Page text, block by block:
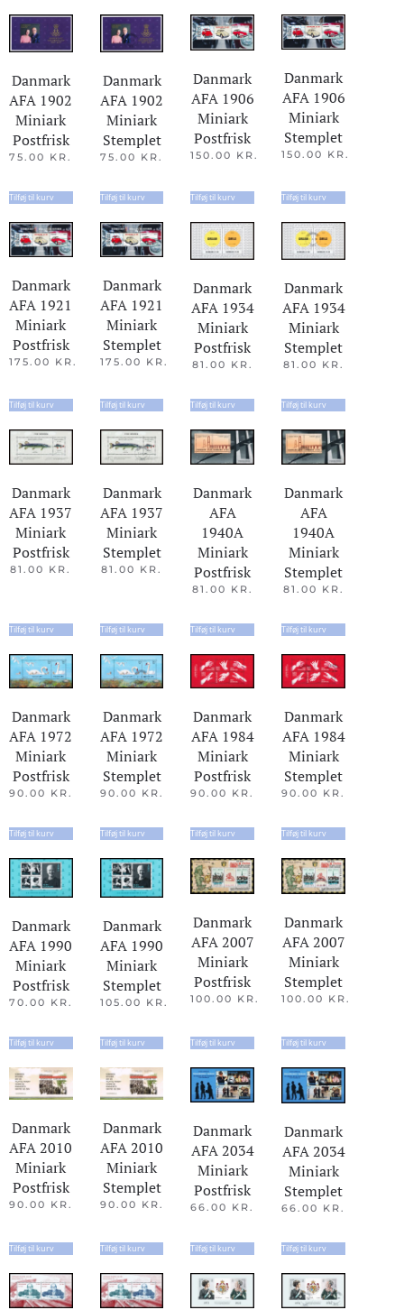
Danmark
AFA 1902
Miniark
Postfrisk
75.00 KR.
Tilføj til kurv
Danmark
AFA 1902
Miniark
Stemplet
75.00 KR.
Tilføj til kurv
Danmark
AFA 1906
Miniark
Postfrisk
150.00 KR.
Tilføj til kurv
Danmark
AFA 1906
Miniark
Stemplet
150.00 KR.
Tilføj til kurv
Danmark
AFA 1921
Miniark
Postfrisk
175.00 KR.
Tilføj til kurv
Danmark
AFA 1921
Miniark
Stemplet
175.00 KR.
Tilføj til kurv
Danmark
AFA 1934
Miniark
Postfrisk
81.00 KR.
Tilføj til kurv
Danmark
AFA 1934
Miniark
Stemplet
81.00 KR.
Tilføj til kurv
Danmark
AFA 1937
Miniark
Postfrisk
81.00 KR.
Tilføj til kurv
Danmark
AFA 1937
Miniark
Stemplet
81.00 KR.
Tilføj til kurv
Danmark
AFA
1940A
Miniark
Postfrisk
81.00 KR.
Tilføj til kurv
Danmark
AFA
1940A
Miniark
Stemplet
81.00 KR.
Tilføj til kurv
Danmark
AFA 1972
Miniark
Postfrisk
90.00 KR.
Tilføj til kurv
Danmark
AFA 1972
Miniark
Stemplet
90.00 KR.
Tilføj til kurv
Danmark
AFA 1984
Miniark
Postfrisk
90.00 KR.
Tilføj til kurv
Danmark
AFA 1984
Miniark
Stemplet
90.00 KR.
Tilføj til kurv
Danmark
AFA 1990
Miniark
Postfrisk
70.00 KR.
Tilføj til kurv
Danmark
AFA 1990
Miniark
Stemplet
105.00 KR.
Tilføj til kurv
Danmark
AFA 2007
Miniark
Postfrisk
100.00 KR.
Tilføj til kurv
Danmark
AFA 2007
Miniark
Stemplet
100.00 KR.
Tilføj til kurv
Danmark
AFA 2010
Miniark
Postfrisk
90.00 KR.
Tilføj til kurv
Danmark
AFA 2010
Miniark
Stemplet
90.00 KR.
Tilføj til kurv
Danmark
AFA 2034
Miniark
Postfrisk
66.00 KR.
Tilføj til kurv
Danmark
AFA 2034
Miniark
Stemplet
66.00 KR.
Tilføj til kurv